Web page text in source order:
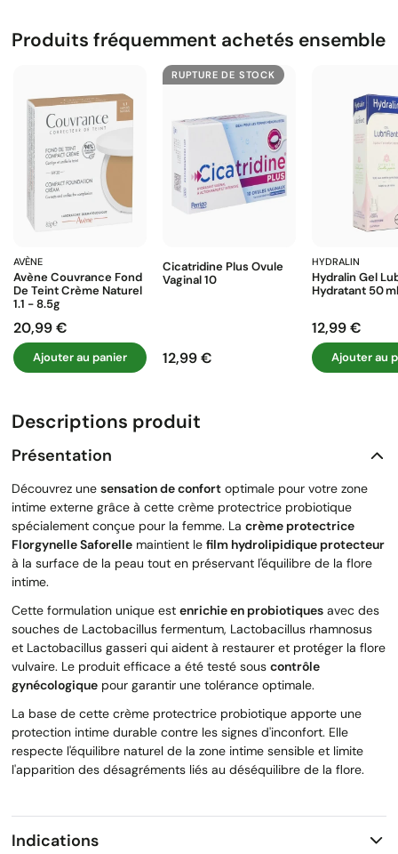
Produits fréquemment achetés ensemble
AVÈNE
Avène Couvrance Fond
De Teint Crème Naturel
1.1 - 8.5g
Prix
20,99 €
Ajouter au panier
RUPTURE DE STOCK
Cicatridine Plus Ovule
Vaginal 10
Prix
12,99 €
HYDRALIN
Hydralin Gel
Hydratant 50 Ml
Prix
12,99 €
Ajouter au
Descriptions produit
Présentation
Découvrez une sensation de confort optimale pour votre zone
intime externe grâce à cette crème protectrice probiotique
spécialement conçue pour la femme. La crème protectrice
Florgynelle Saforelle maintient le film hydrolipidique protecteur
à la surface de la peau tout en préservant l'équilibre de la flore
intime.
Cette formulation unique est enrichie en probiotiques avec des
souches de Lactobacillus fermentum, Lactobacillus rhamnosus
et Lactobacillus gasseri qui aident à restaurer et protéger la flore
vulvaire. Le produit efficace a été testé sous contrôle
gynécologique pour garantir une tolérance optimale.
La base de cette crème protectrice probiotique apporte une
protection intime durable contre les signes d'inconfort. Elle
respecte l'équilibre naturel de la zone intime sensible et limite
l'apparition des désagréments liés au déséquilibre de la flore.
Indications